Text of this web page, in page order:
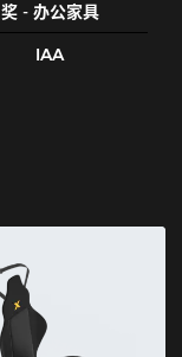
奖 - 办公家具
IAA